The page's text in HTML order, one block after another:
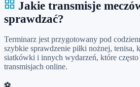
Jakie transmisje
sprawdzać?
Terminarz jest przygotowany pod
szybkie sprawdzenie piłki nożnej, tenisa,
siatkówki i innych wydarzeń, które
transmisjach online.
⚽